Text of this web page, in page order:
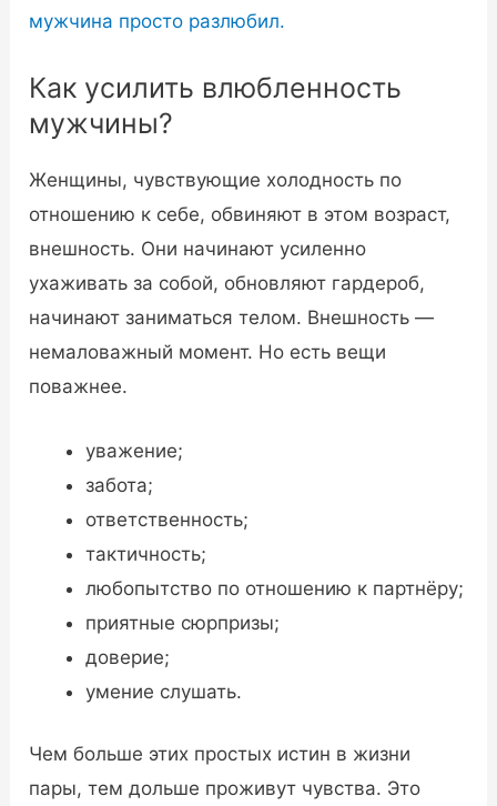
мужчина просто разлюбил.
Как усилить влюбленность
мужчины?
Женщины, чувствующие холодность по
отношению к себе, обвиняют в этом возраст,
внешность. Они начинают усиленно
ухаживать за собой, обновляют гардероб,
начинают заниматься телом. Внешность —
немаловажный момент. Но есть вещи
поважнее.
уважение;
забота;
ответственность;
тактичность;
любопытство по отношению к партнёру;
приятные сюрпризы;
доверие;
умение слушать.
Чем больше этих простых истин в жизни
пары, тем дольше проживут чувства. Это